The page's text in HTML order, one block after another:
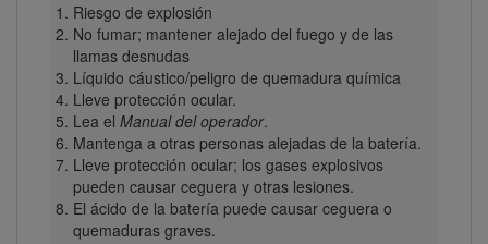
Riesgo de explosión
No fumar; mantener alejado del fuego y de las
llamas desnudas
Líquido cáustico/peligro de quemadura química
Lleve protección ocular.
Lea el Manual del operador.
Mantenga a otras personas alejadas de la batería.
Lleve protección ocular; los gases explosivos
pueden causar ceguera y otras lesiones.
El ácido de la batería puede causar ceguera o
quemaduras graves.